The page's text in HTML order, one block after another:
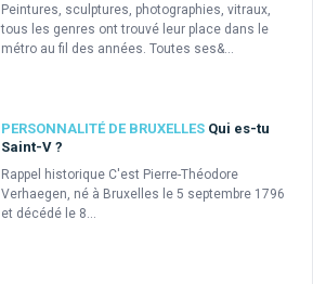
Peintures, sculptures, photographies, vitraux,
tous les genres ont trouvé leur place dans le
métro au fil des années. Toutes ses&...
PERSONNALITÉ DE BRUXELLES Qui es-tu
Saint-V ?
Rappel historique C'est Pierre-Théodore
Verhaegen, né à Bruxelles le 5 septembre 1796
et décédé le 8...